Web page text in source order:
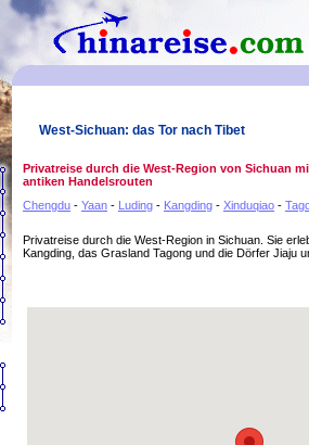
West-Sichuan: das Tor nach Tibet
Privatreise durch die West-Region von Sichuan
antiken Handelsrouten
Chengdu - Yaan - Luding - Kangding - Xinduqiao -
Privatreise durch die West-Region in Sichuan. Sie
Kangding, das Grasland Tagong und die Dörfer Jiaju